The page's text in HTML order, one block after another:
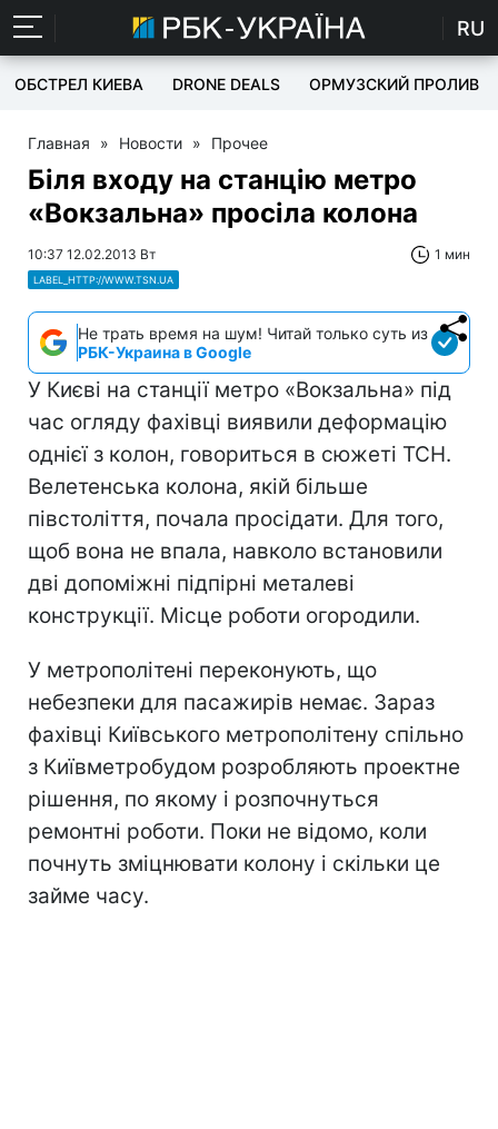
RU
ОБСТРЕЛ КИЕВА DRONE DEALS ОРМУЗСКИЙ ПРОЛИВ
Главная » Новости » Прочее
Біля входу на станцію метро
«Вокзальна» просіла колона
10:37 12.02.2013 Вт 1 мин
LABEL_HTTP://WWW.TSN.UA
Не трать время на шум! Читай только суть из
РБК-Украина в Google
У Києві на станції метро «Вокзальна» під
час огляду фахівці виявили деформацію
однієї з колон, говориться в сюжеті ТСН.
Велетенська колона, якій більше
півстоліття, почала просідати. Для того,
щоб вона не впала, навколо встановили
дві допоміжні підпірні металеві
конструкції. Місце роботи огородили.
У метрополітені переконують, що
небезпеки для пасажирів немає. Зараз
фахівці Київського метрополітену спільно
з Київметробудом розробляють проектне
рішення, по якому і розпочнуться
ремонтні роботи. Поки не відомо, коли
почнуть зміцнювати колону і скільки це
займе часу.